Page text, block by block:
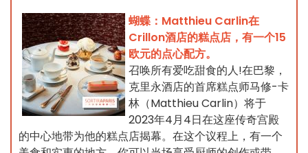
蝴蝶：Matthieu Carlin在
Crillon酒店的糕点店，有一个15
欧元的点心配方。
召唤所有爱吃甜食的人!在巴黎，
克里永酒店的首席糕点师马修-卡
林（Matthieu Carlin）将于
2023年4月4日在这座传奇宫殿
的中心地带为他的糕点店揭幕。在这个议程上，有一个